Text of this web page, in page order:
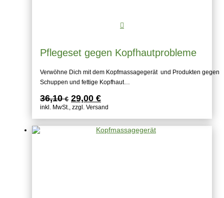
Pflegeset gegen Kopfhautprobleme
Verwöhne Dich mit dem Kopfmassagegerät und Produkten gegen
Schuppen und fettige Kopfhaut…
36,10€
Ursprünglicher
Preis
war:
36,10 €
29,00 €
Aktueller
Preis
ist:
29,00 €.
inkl. MwSt., zzgl. Versand